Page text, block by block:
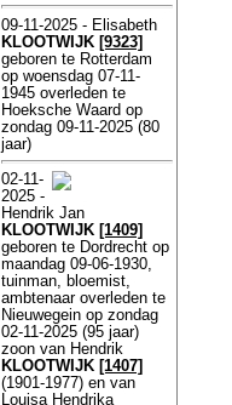
09-11-2025 - Elisabeth
KLOOTWIJK [9323]
geboren te Rotterdam
op woensdag 07-11-
1945 overleden te
Hoeksche Waard op
zondag 09-11-2025 (80
jaar)
02-11-
2025 -
Hendrik Jan
KLOOTWIJK [1409]
geboren te Dordrecht op
maandag 09-06-1930,
tuinman, bloemist,
ambtenaar overleden te
Nieuwegein op zondag
02-11-2025 (95 jaar)
zoon van Hendrik
KLOOTWIJK [1407]
(1901-1977) en van
Louisa Hendrika